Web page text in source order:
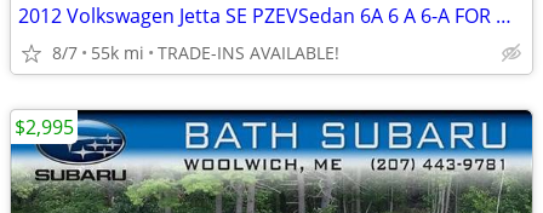
2012 Volkswagen Jetta SE PZEVSedan 6A 6 A 6-A FOR ONLY $10,999!
8/7 55k mi TRADE-INS AVAILABLE!
$2,995